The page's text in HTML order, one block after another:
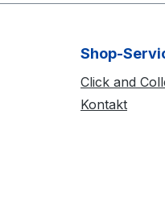
Shop-
Click and
Kontakt